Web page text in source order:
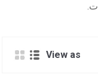
View as